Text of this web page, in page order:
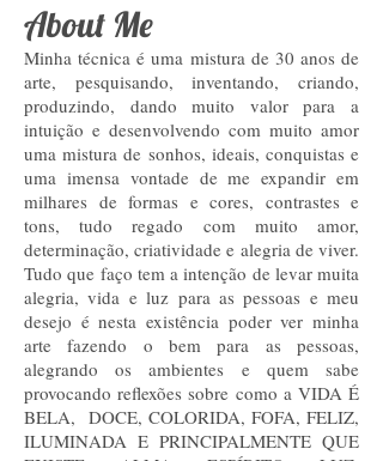
About Me
Minha técnica é uma mistura de 30 anos de
arte, pesquisando, inventando, criando,
produzindo, dando muito valor para a
intuição e desenvolvendo com muito amor
uma mistura de sonhos, ideais, conquistas e
uma imensa vontade de me expandir em
milhares de formas e cores, contrastes e
tons, tudo regado com muito amor,
determinação, criatividade e alegria de viver.
Tudo que faço tem a intenção de levar muita
alegria, vida e luz para as pessoas e meu
desejo é nesta existência poder ver minha
arte fazendo o bem para as pessoas,
alegrando os ambientes e quem sabe
provocando reflexões sobre como a VIDA É
BELA, DOCE, COLORIDA, FOFA, FELIZ,
ILUMINADA E PRINCIPALMENTE QUE